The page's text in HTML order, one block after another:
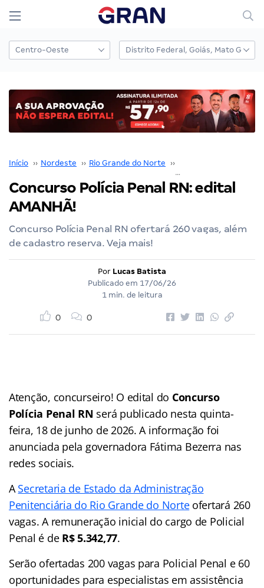
Início ›› Nordeste ›› Rio Grande do Norte ››
Concurso Polícia Penal RN: edital
AMANHÃ!
Concurso Polícia Penal RN ofertará 260 vagas, além
de cadastro reserva. Veja mais!
Por Lucas Batista
Publicado em 17/06/26
1 min. de leitura
0 0
Atenção, concurseiro! O edital do Concurso
Polícia Penal RN será publicado nesta quinta-
feira, 18 de junho de 2026. A informação foi
anunciada pela governadora Fátima Bezerra nas
redes sociais.
ASecretaria de Estado da Administração
Penitenciária do Rio Grande do Norteofertará 260
vagas. A remuneração inicial do cargo de Policial
Penal é de R$ 5.342,77.
Serão ofertadas 200 vagas para Policial Penal e 60
oportunidades para especialistas em assistência